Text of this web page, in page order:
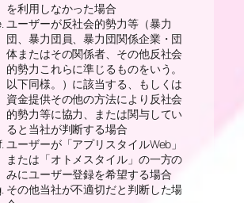
を利用しなかった場合
ユーザーが反社会的勢力等（暴力
団、暴力団員、暴力団関係企業・団
体またはその関係者、その他反社会
的勢力これらに準じるものをいう。
以下同様。）に該当する、もしくは
資金提供その他の方法により反社会
的勢力等に協力、または関与してい
ると当社が判断する場合
ユーザーが「アプリスタイルWeb」
または「オトメスタイル」の一方の
みにユーザー登録を希望する場合
その他当社が不適切だと判断した場